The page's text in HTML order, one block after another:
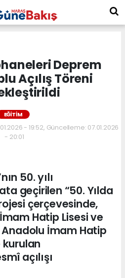
Deprem
Açılış Töreni
EĞITIM
- 19:52, Güncelleme: 07.01.2026
- 20:01
50. yılı
geçirilen “50. Yılda
çerçevesinde,
Hatip Lisesi ve
İmam Hatip
kurulan
açılışı